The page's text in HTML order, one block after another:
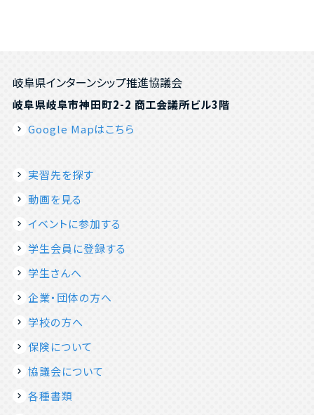
岐阜県インターンシップ推進協議会
岐阜県岐阜市神田町2-2 商工会議所ビル3階
Google Mapはこちら
実習先を探す
動画を見る
イベントに参加する
学生会員に登録する
学生さんへ
企業・団体の方へ
学校の方へ
保険について
協議会について
各種書類